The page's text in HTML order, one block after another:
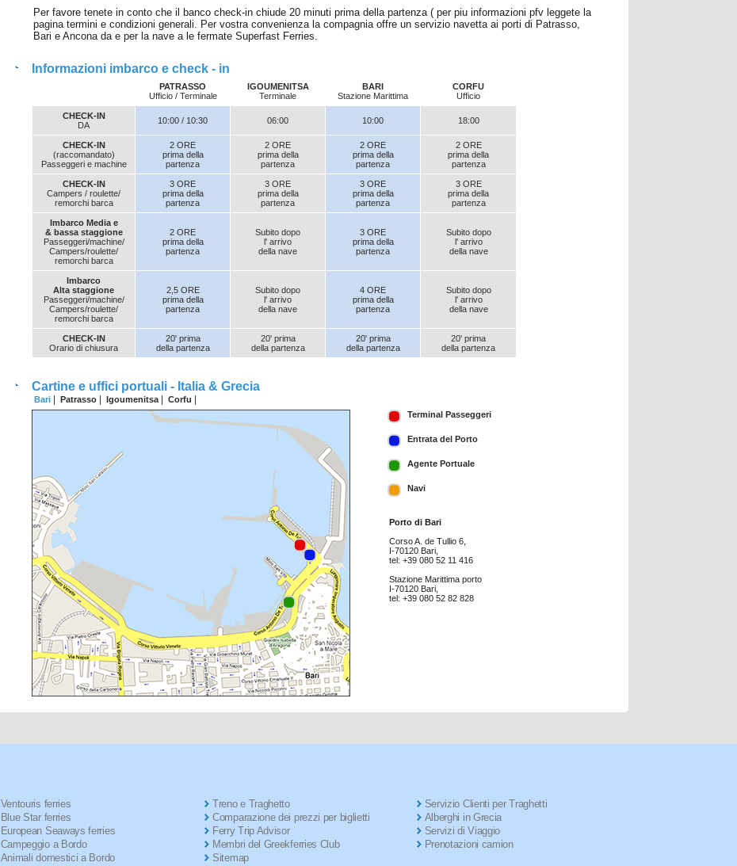
Per favore tenete in conto che il banco check-in chiude 20 minuti prima della partenza ( per piu informazioni pfv leggete la
pagina termini e condizioni generali. Per vostra convenienza la compagnia offre un servizio navetta ai porti di Patrasso,
Bari e Ancona da e per la nave a le fermate Superfast Ferries.
Informazioni imbarco e check - in
PATRASSO
Ufficio / Terminale
IGOUMENITSA
Terminale
BARI
Stazione Marittima
CORFU
Ufficio
CHECK-IN
DA
10:00 / 10:30 06:00 10:00 18:00
CHECK-IN
(raccomandato)
Passeggeri e machine
2 ORE
prima della
partenza
2 ORE
prima della
partenza
2 ORE
prima della
partenza
2 ORE
prima della
partenza
CHECK-IN
Campers / roulette/
remorchi barca
3 ORE
prima della
partenza
3 ORE
prima della
partenza
3 ORE
prima della
partenza
3 ORE
prima della
partenza
Imbarco Media e
& bassa staggione
Passeggeri/machine/
Campers/roulette/
remorchi barca
2 ORE
prima della
partenza
Subito dopo
l' arrivo
della nave
3 ORE
prima della
partenza
Subito dopo
l' arrivo
della nave
Imbarco
Alta staggione
Passeggeri/machine/
Campers/roulette/
remorchi barca
2,5 ORE
prima della
partenza
Subito dopo
l' arrivo
della nave
4 ORE
prima della
partenza
Subito dopo
l' arrivo
della nave
CHECK-IN
Orario di chiusura
20' prima
della partenza
20' prima
della partenza
20' prima
della partenza
20' prima
della partenza
Cartine e uffici portuali - Italia & Grecia
Bari Patrasso Igoumenitsa Corfu
Terminal Passeggeri
Entrata del Porto
Agente Portuale
Navi
Porto di Bari
Corso A. de Tullio 6,
I-70120 Bari,
tel: +39 080 52 11 416
Stazione Marittima porto
I-70120 Bari,
tel: +39 080 52 82 828
Ventouris ferries
Blue Star ferries
European Seaways ferries
Campeggio a Bordo
Animali domestici a Bordo
Treno e Traghetto
Comparazione dei prezzi per biglietti
Ferry Trip Advisor
Membri del Greekferries Club
Sitemap
Servizio Clienti per Traghetti
Alberghi in Grecia
Servizi di Viaggio
Prenotazioni camion